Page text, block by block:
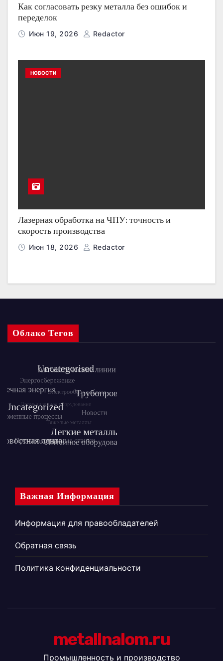
Как согласовать резку металла без ошибок и
переделок
Июн 19, 2026 Redactor
НОВОСТИ
Лазерная обработка на ЧПУ: точность и
скорость производства
Июн 18, 2026 Redactor
Облако Тегов
Важная Информация
Информация для правообладателей
Обратная связь
Политика конфиденциальности
metallnalom.ru
Промышленность и производство